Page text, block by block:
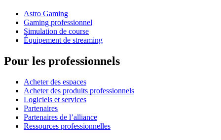
Astro Gaming
Gaming professionnel
Simulation de course
Équipement de streaming
Pour les professionnels
Acheter des espaces
Acheter des produits professionnels
Logiciels et services
Partenaires
Partenaires de l’alliance
Ressources professionnelles